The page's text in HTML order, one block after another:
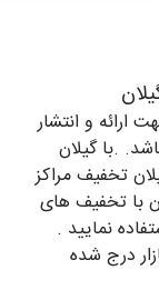
و انتشار
.با گیلان
تخفیف مراکز
با تخفیف های
نمایید .
درج شده